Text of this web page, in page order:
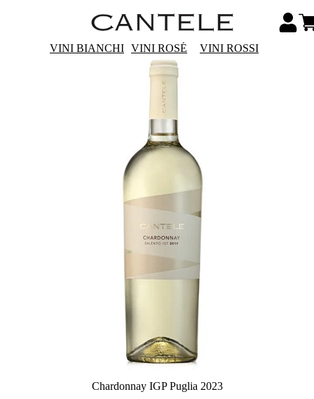
VINI BIANCHI VINI ROSÉ VINI ROSSI
Chardonnay IGP Puglia 2023